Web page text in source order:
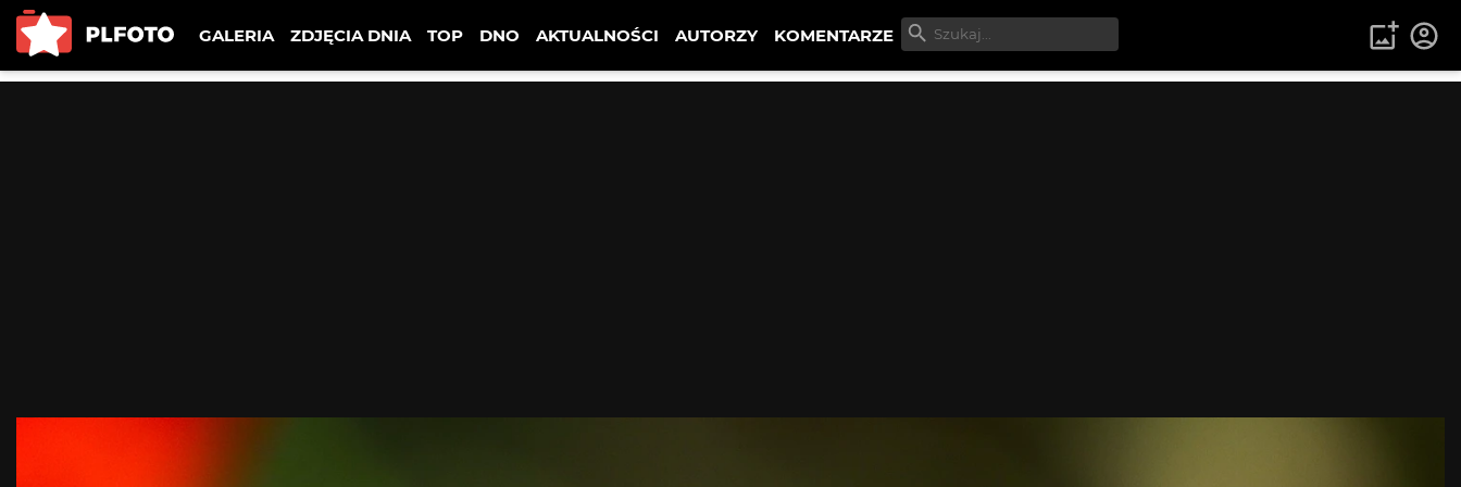
GALERIA ZDJĘCIA DNIA TOP DNO AKTUALNOŚCI AUTORZY KOMENTARZE